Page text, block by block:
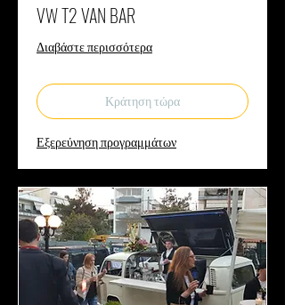
VW T2 VAN BAR
Διαβάστε περισσότερα
Κράτηση τώρα
Εξερεύνηση προγραμμάτων